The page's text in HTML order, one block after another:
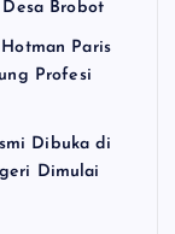
Brobot
Paris
Profesi
Dibuka di
Dimulai